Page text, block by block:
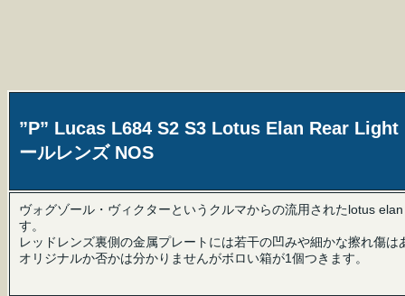
”P” Lucas L684 S2 S3 Lotus Elan Rear Light
ールレンズ NOS
ヴォグゾール・ヴィクターというクルマからの流用されたlotus
す。
レッドレンズ裏側の金属プレートには若干の凹みや細かな擦れ傷は
オリジナルか否かは分かりませんがボロい箱が1個つきます。